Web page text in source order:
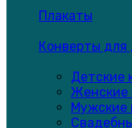
Плакаты
Конверты для
Детские
Женские
Мужские